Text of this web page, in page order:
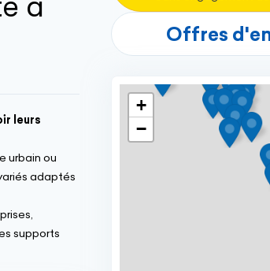
leurs
urbain ou
adaptés
supports
Offres
+
−